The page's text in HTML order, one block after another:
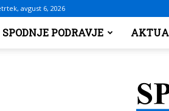
avgust 6, 2026
SPODNJE PODRAVJE